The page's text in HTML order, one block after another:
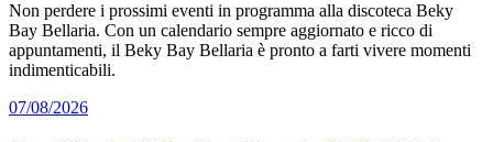
Non perdere i prossimi eventi in programma alla discoteca Beky
Bay Bellaria. Con un calendario sempre aggiornato e ricco di
appuntamenti, il Beky Bay Bellaria è pronto a farti vivere momenti
indimenticabili.
07/08/2026